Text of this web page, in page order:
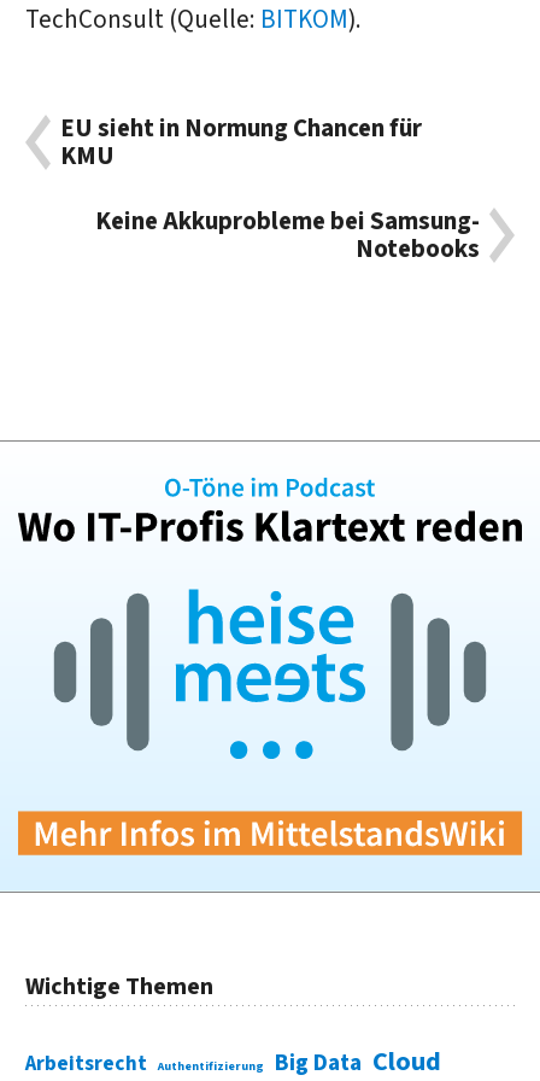
TechConsult (Quelle: BITKOM).
EU sieht in Normung Chancen für
KMU
Keine Akkuprobleme bei Samsung-
Notebooks
Wichtige Themen
Arbeitsrecht Authentifizierung Big Data Cloud